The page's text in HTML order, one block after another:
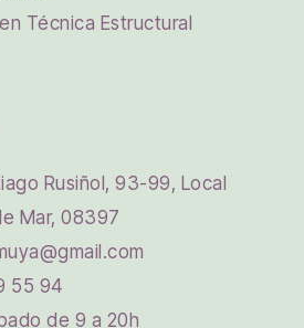
Técnica Estructural
Rusiñol, 93-99, Local
Mar, 08397
55 94
de 9 a 20h